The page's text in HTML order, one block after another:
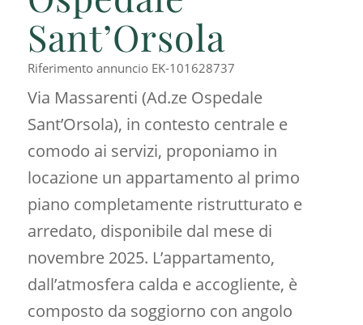
Sant’Orsola
Riferimento annuncio EK-101628737
Via Massarenti (Ad.ze Ospedale
Sant’Orsola), in contesto centrale e
comodo ai servizi, proponiamo in
locazione un appartamento al primo
piano completamente ristrutturato e
arredato, disponibile dal mese di
novembre 2025. L’appartamento,
dall’atmosfera calda e accogliente, è
composto da soggiorno con angolo